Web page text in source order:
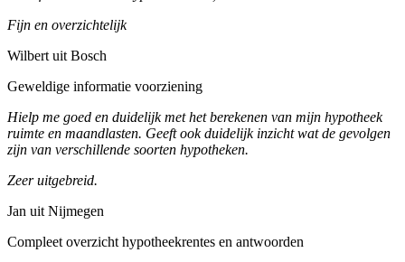
Fijn en overzichtelijk
Wilbert uit Bosch
Geweldige informatie voorziening
Hielp me goed en duidelijk met het berekenen van mijn hypotheek
ruimte en maandlasten. Geeft ook duidelijk inzicht wat de gevolgen
zijn van verschillende soorten hypotheken.
Zeer uitgebreid.
Jan uit Nijmegen
Compleet overzicht hypotheekrentes en antwoorden